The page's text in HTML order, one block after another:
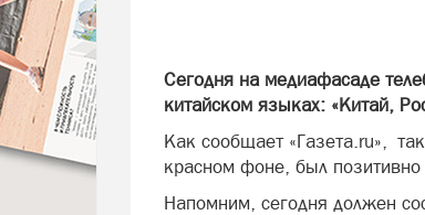
Сегодня на медиафасаде
китайском языках: «Китай,
Как сообщает «Газета.ru»,
красном фоне, был
Напомним, сегодня должен